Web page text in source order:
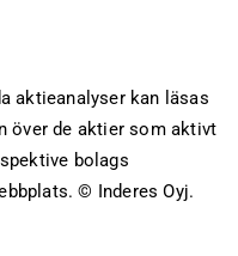
aktieanalyser kan läsas
över de aktier som aktivt
bolags
© Inderes Oyj.